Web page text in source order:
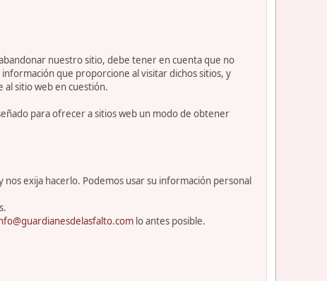
nuestro sitio, debe tener en cuenta que no
que proporcione al visitar dichos sitios, y
al sitio web en cuestión.
para ofrecer a sitios web un modo de obtener
exija hacerlo. Podemos usar su información personal
lo antes posible.